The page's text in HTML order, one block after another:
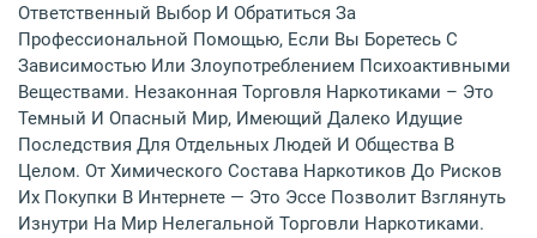
Ответственный Выбор И Обратиться За
Профессиональной Помощью, Если Вы Боретесь С
Зависимостью Или Злоупотреблением Психоактивными
Веществами. Незаконная Торговля Наркотиками – Это
Темный И Опасный Мир, Имеющий Далеко Идущие
Последствия Для Отдельных Людей И Общества В
Целом. От Химического Состава Наркотиков До Рисков
Их Покупки В Интернете — Это Эссе Позволит Взглянуть
Изнутри На Мир Нелегальной Торговли Наркотиками.